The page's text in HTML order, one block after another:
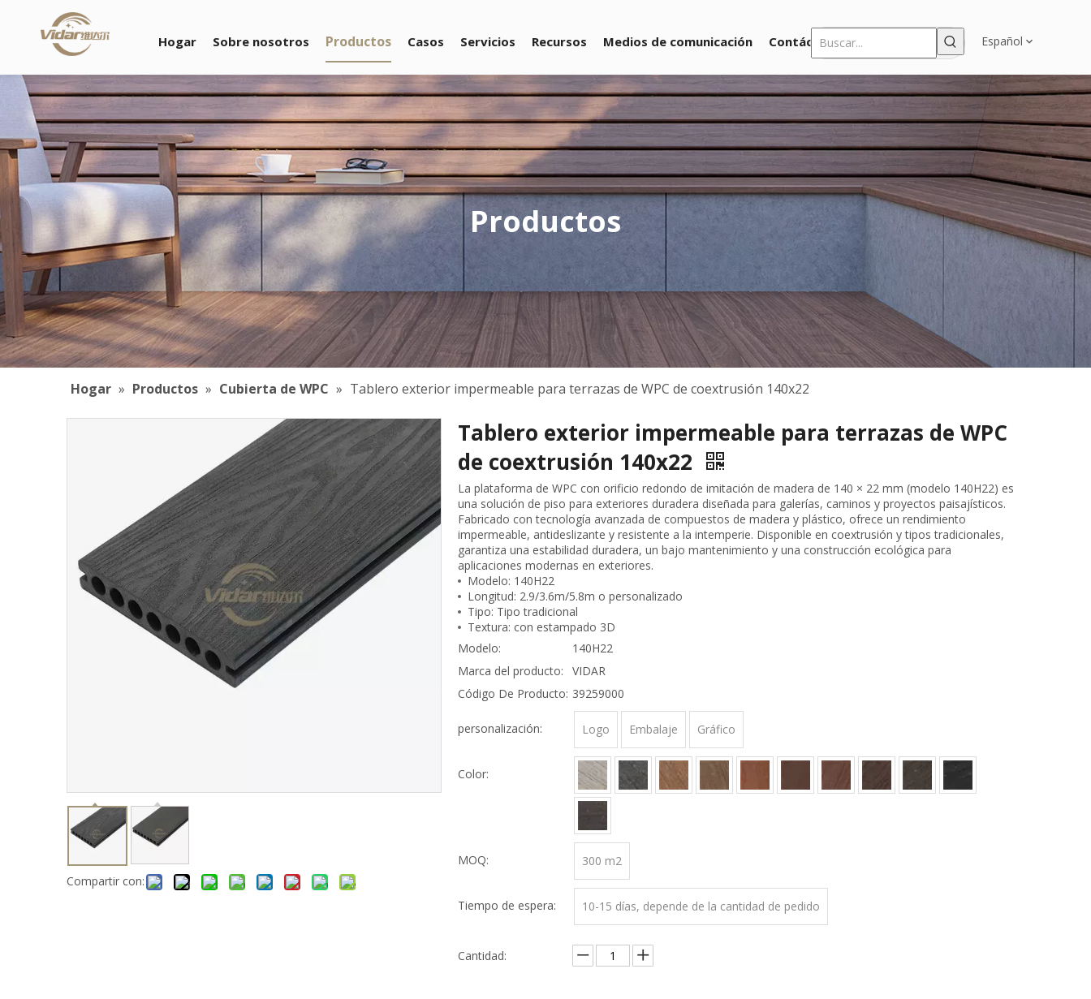
Hogar Sobre nosotros Productos Casos Servicios Recursos Medios de comunicación Contáctenos Español
Productos
Hogar » Productos » Cubierta de WPC » Tablero exterior impermeable para terrazas de WPC de coextrusión 140x22
Compartir con:
Tablero exterior impermeable para terrazas de WPC
de coextrusión 140x22
La plataforma de WPC con orificio redondo de imitación de madera de 140 × 22 mm (modelo 140H22) es
una solución de piso para exteriores duradera diseñada para galerías, caminos y proyectos paisajísticos.
Fabricado con tecnología avanzada de compuestos de madera y plástico, ofrece un rendimiento
impermeable, antideslizante y resistente a la intemperie. Disponible en coextrusión y tipos tradicionales,
garantiza una estabilidad duradera, un bajo mantenimiento y una construcción ecológica para
aplicaciones modernas en exteriores.
Modelo: 140H22
Longitud: 2.9/3.6m/5.8m o personalizado
Tipo: Tipo tradicional
Textura: con estampado 3D
Modelo:
140H22
Marca del producto:
VIDAR
Código De Producto: 39259000
personalización: Logo Embalaje Gráfico
Color:
MOQ: 300 m2
Tiempo de espera: 10-15 días, depende de la cantidad de pedido
Cantidad: